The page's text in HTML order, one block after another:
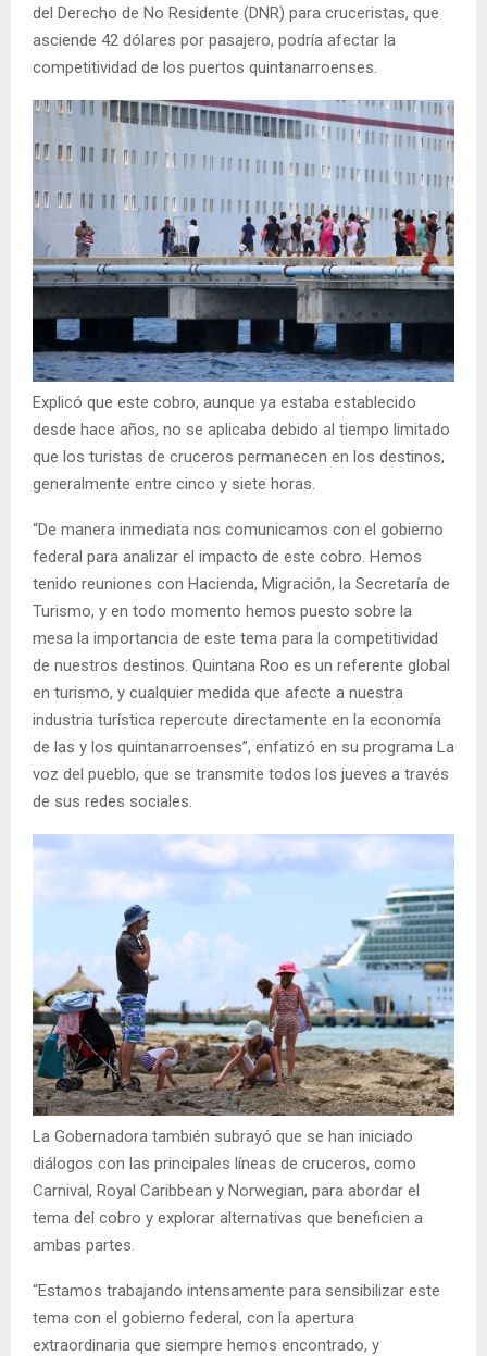
del Derecho de No Residente (DNR) para cruceristas, que
asciende 42 dólares por pasajero, podría afectar la
competitividad de los puertos quintanarroenses.
Explicó que este cobro, aunque ya estaba establecido
desde hace años, no se aplicaba debido al tiempo limitado
que los turistas de cruceros permanecen en los destinos,
generalmente entre cinco y siete horas.
“De manera inmediata nos comunicamos con el gobierno
federal para analizar el impacto de este cobro. Hemos
tenido reuniones con Hacienda, Migración, la Secretaría de
Turismo, y en todo momento hemos puesto sobre la
mesa la importancia de este tema para la competitividad
de nuestros destinos. Quintana Roo es un referente global
en turismo, y cualquier medida que afecte a nuestra
industria turística repercute directamente en la economía
de las y los quintanarroenses”, enfatizó en su programa La
voz del pueblo, que se transmite todos los jueves a través
de sus redes sociales.
La Gobernadora también subrayó que se han iniciado
diálogos con las principales líneas de cruceros, como
Carnival, Royal Caribbean y Norwegian, para abordar el
tema del cobro y explorar alternativas que beneficien a
ambas partes.
“Estamos trabajando intensamente para sensibilizar este
tema con el gobierno federal, con la apertura
extraordinaria que siempre hemos encontrado, y